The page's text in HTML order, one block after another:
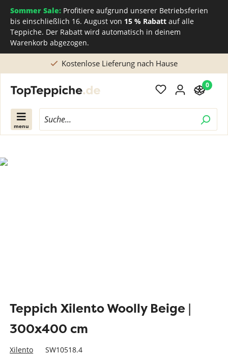
Sommer Sale: Profitiere aufgrund unserer Betriebsferien
bis einschließlich 16. August von 15 % Rabatt auf alle
Teppiche. Der Rabatt wird automatisch in deinem
Warenkorb abgezogen.
Kostenlose Lieferung nach Hause
menu
0
Teppich Xilento Woolly Beige |
300x400 cm
Xilento SW10518.4